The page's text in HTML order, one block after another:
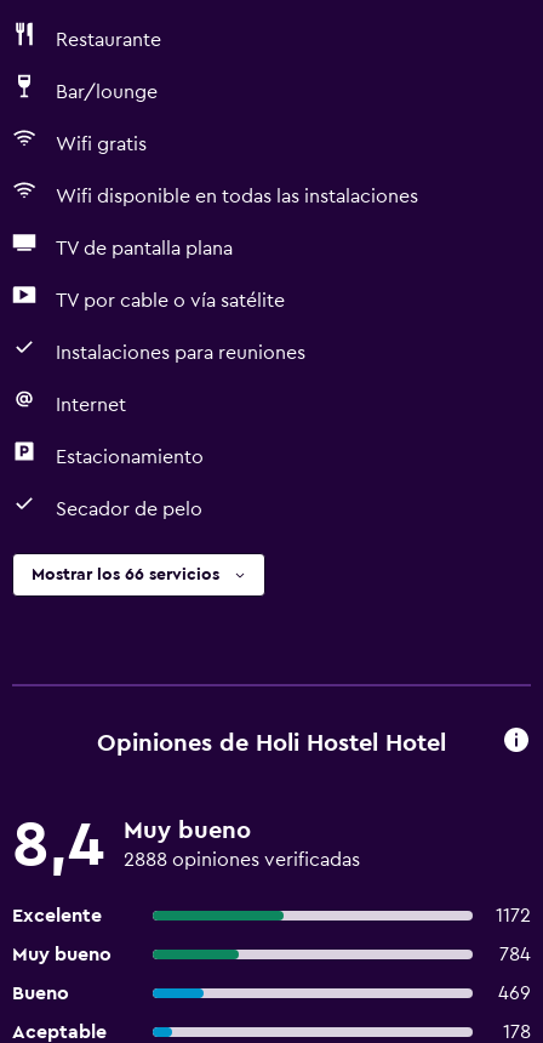
Restaurante
Bar/lounge
Wifi gratis
Wifi disponible en todas las instalaciones
TV de pantalla plana
TV por cable o vía satélite
Instalaciones para reuniones
Internet
Estacionamiento
Secador de pelo
Mostrar los 66 servicios
Opiniones de Holi Hostel Hotel
8,4 Muy bueno
2888 opiniones verificadas
Excelente
1172
Muy bueno
784
Bueno
469
Aceptable
178